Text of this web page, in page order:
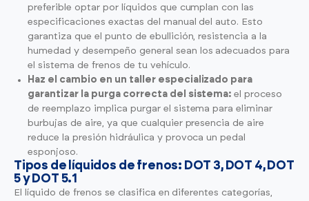
preferible optar por líquidos que cumplan con las
especificaciones exactas del manual del auto. Esto
garantiza que el punto de ebullición, resistencia a la
humedad y desempeño general sean los adecuados para
el sistema de frenos de tu vehículo.
Haz el cambio en un taller especializado para
garantizar la purga correcta del sistema: el proceso
de reemplazo implica purgar el sistema para eliminar
burbujas de aire, ya que cualquier presencia de aire
reduce la presión hidráulica y provoca un pedal
esponjoso.
Tipos de líquidos de frenos: DOT 3, DOT 4, DOT
5 y DOT 5.1
El líquido de frenos se clasifica en diferentes categorías,